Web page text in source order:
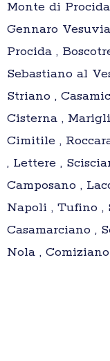
Monte di
Gennaro
Procida ,
Sebastiano al
Striano ,
Cisterna ,
Cimitile ,
, Lettere ,
Camposano ,
Napoli , Tufino ,
Casamarciano ,
Nola ,